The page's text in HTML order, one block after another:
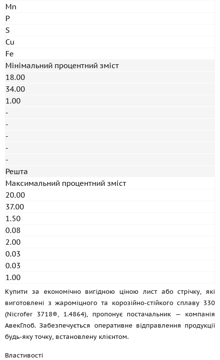
Mn
P
S
Cu
Fe
Мінімальний процентний зміст
18.00
34.00
1.00
-
-
-
-
-
Решта
Максимальний процентний зміст
20.00
37.00
1.50
0.08
2.00
0.03
0.03
1.00
Купити за економічно вигідною ціною лист або стрічку, які
виготовлені з жароміцного та корозійно-стійкого сплаву 330
(Nicrofer 3718®, 1.4864), пропонує постачальник — компанія
АвекГлоб. Забезпечується оперативне відправлення продукції
будь-яку точку, встановлену клієнтом.
Властивості